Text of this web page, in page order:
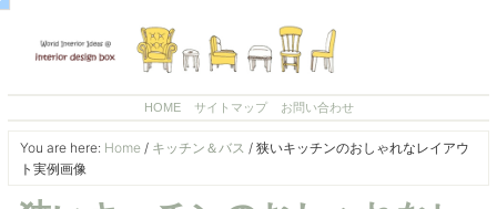
HOME サイトマップ お問い合わせ
You are here: Home / キッチン＆バス /狭いキッチンのおしゃれなレイアウ
ト実例画像